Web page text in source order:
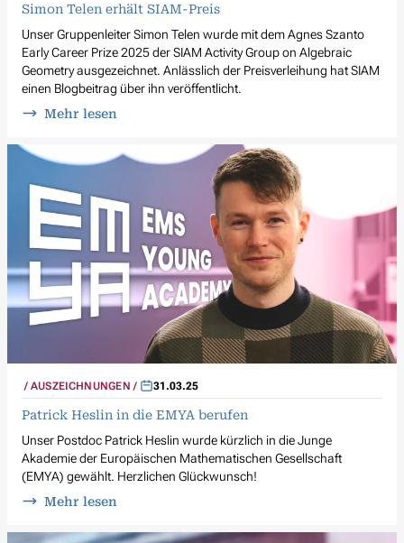
Simon Telen erhält SIAM-Preis
Unser Gruppenleiter Simon Telen wurde mit dem Agnes Szanto
Early Career Prize 2025 der SIAM Activity Group on Algebraic
Geometry ausgezeichnet. Anlässlich der Preisverleihung hat SIAM
einen Blogbeitrag über ihn veröffentlicht.
Mehr lesen
AUSZEICHNUNGEN 31.03.25
Patrick Heslin in die EMYA berufen
Unser Postdoc Patrick Heslin wurde kürzlich in die Junge
Akademie der Europäischen Mathematischen Gesellschaft
(EMYA) gewählt. Herzlichen Glückwunsch!
Mehr lesen